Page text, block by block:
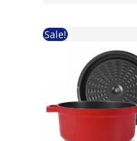
Sale!